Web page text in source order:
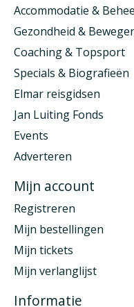
Accommodatie &
Gezondheid &
Coaching & Topsport
Specials & Biografieën
Elmar reisgidsen
Jan Luiting Fonds
Events
Adverteren
Mijn account
Registreren
Mijn bestellingen
Mijn tickets
Mijn verlanglijst
Informatie